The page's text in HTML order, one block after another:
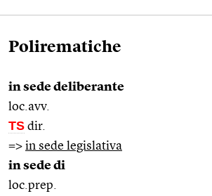
Polirematiche
in sede deliberante
loc.avv.
TS dir.
=> in sede legislativa
in sede di
loc.prep.